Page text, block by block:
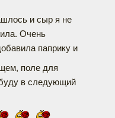
и сыр я не
Очень
паприку и
поле для
в следующий